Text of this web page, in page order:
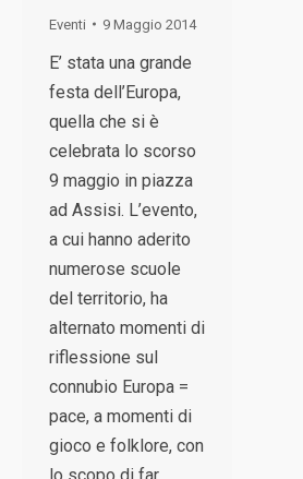
Eventi 9 Maggio 2014
E’ stata una grande
festa dell’Europa,
quella che si è
celebrata lo scorso
9 maggio in piazza
ad Assisi. L’evento,
a cui hanno aderito
numerose scuole
del territorio, ha
alternato momenti di
riflessione sul
connubio Europa =
pace, a momenti di
gioco e folklore, con